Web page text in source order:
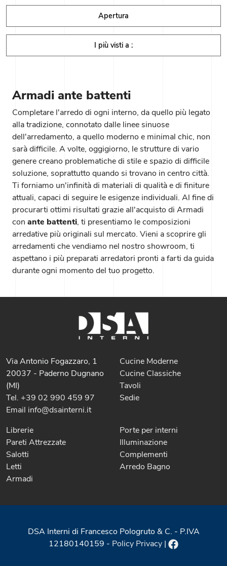
Apertura
I più visti a :
Armadi ante battenti
Completare l'arredo di ogni interno, da quello più legato
alla tradizione, connotato dalle linee sinuose
dell'arredamento, a quello moderno e minimal chic, non
sarà difficile. A volte, oggigiorno, le strutture di vario
genere creano problematiche di stile e spazio di difficile
soluzione, soprattutto quando si trovano in centro città.
Ti forniamo un'infinità di materiali di qualità e di finiture
attuali, capaci di seguire le esigenze individuali. Al fine di
procurarti ottimi risultati grazie all'acquisto di Armadi
con ante battenti, ti presentiamo le composizioni
arredative più originali sul mercato. Vieni a scoprire gli
arredamenti che vendiamo nel nostro showroom, ti
aspettano i più preparati arredatori pronti a farti da guida
durante ogni momento del tuo progetto.
Via Antonio Fogazzaro, 1
20037 - Paderno Dugnano
(MI)
Tel. +39 02 990 459 97
Email info@dsainterni.it
Cucine Moderne
Cucine Classiche
Tavoli
Sedie
Librerie
Pareti Attrezzate
Salotti
Letti
Armadi
Porte per interni
Illuminazione
Complementi
Arredo Bagno
DSA Interni di Francesco Pologruto & C. - P.IVA
12180140159 - Policy Privacy |